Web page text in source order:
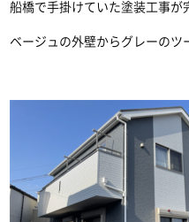
船橋で手掛けていた塗装工事が
ベージュの外壁からグレーの